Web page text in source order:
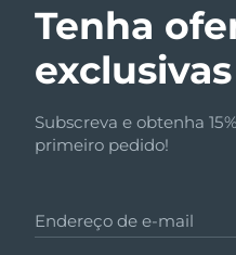
Tenha
exclusivas
Subscreva e obtenha
primeiro pedido!
Endereço de e-mail